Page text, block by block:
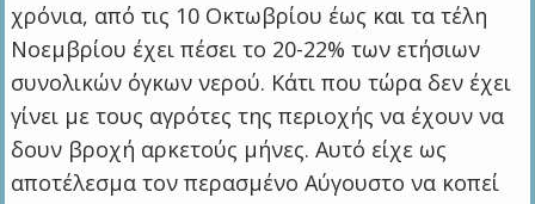
χρόνια, από τις 10 Οκτωβρίου έως και τα τέλη
Νοεμβρίου έχει πέσει το 20-22% των ετήσιων
συνολικών όγκων νερού. Κάτι που τώρα δεν έχει
γίνει με τους αγρότες της περιοχής να έχουν να
δουν βροχή αρκετούς μήνες. Αυτό είχε ως
αποτέλεσμα τον περασμένο Αύγουστο να κοπεί